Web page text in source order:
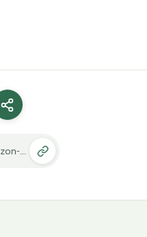
https://renuevo.com/devocional-diario-hoy-se-que-hay-una-razon-por-la-cual-orar.html